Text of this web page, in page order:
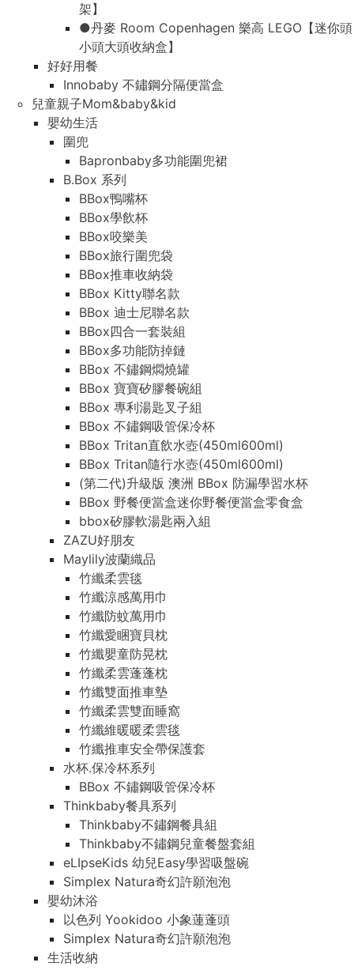
架】
●丹麥 Room Copenhagen 樂高 LEGO【迷你頭
小頭大頭收納盒】
好好用餐
Innobaby 不鏽鋼分隔便當盒
兒童親子Mom&baby&kid
嬰幼生活
圍兜
Bapronbaby多功能圍兜裙
B.Box 系列
BBox鴨嘴杯
BBox學飲杯
BBox咬樂美
BBox旅行圍兜袋
BBox推車收納袋
BBox Kitty聯名款
BBox 迪士尼聯名款
BBox四合一套裝組
BBox多功能防掉鏈
BBox 不鏽鋼燜燒罐
BBox 寶寶矽膠餐碗組
BBox 專利湯匙叉子組
BBox 不鏽鋼吸管保冷杯
BBox Tritan直飲水壺(450ml600ml)
BBox Tritan隨行水壺(450ml600ml)
(第二代)升級版 澳洲 BBox 防漏學習水杯
BBox 野餐便當盒迷你野餐便當盒零食盒
bbox矽膠軟湯匙兩入組
ZAZU好朋友
Maylily波蘭織品
竹纖柔雲毯
竹纖涼感萬用巾
竹纖防蚊萬用巾
竹纖愛睏寶貝枕
竹纖嬰童防晃枕
竹纖柔雲蓬蓬枕
竹纖雙面推車墊
竹纖柔雲雙面睡窩
竹纖維暖暖柔雲毯
竹纖推車安全帶保護套
水杯.保冷杯系列
BBox 不鏽鋼吸管保冷杯
Thinkbaby餐具系列
Thinkbaby不鏽鋼餐具組
Thinkbaby不鏽鋼兒童餐盤套組
eLIpseKids 幼兒Easy學習吸盤碗
Simplex Natura奇幻許願泡泡
嬰幼沐浴
以色列 Yookidoo 小象蓮蓬頭
Simplex Natura奇幻許願泡泡
生活收納